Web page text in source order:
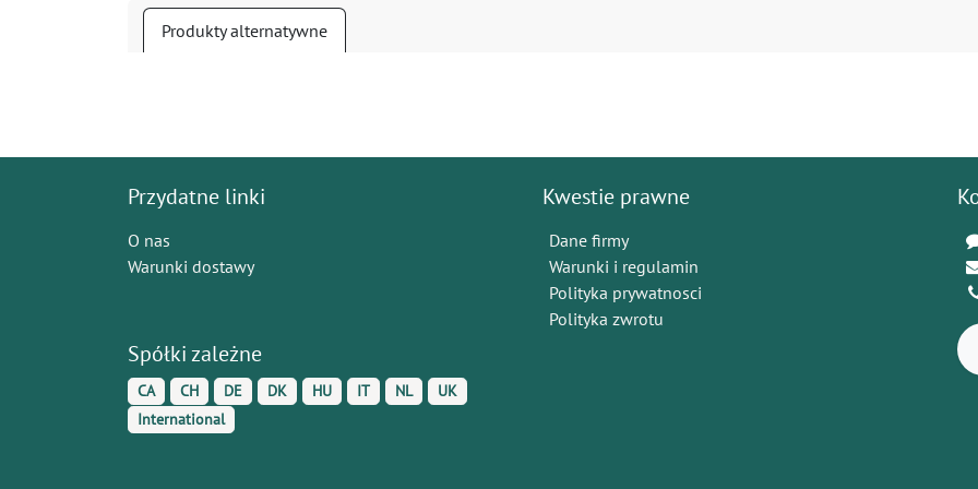
Produkty alternatywne
Przydatne linki
O nas
Warunki dostawy
Spółki zależne
CA CH DE DK HU IT NL
UK
International
Kwestie prawne
Dane firmy
Warunki i regulamin
Polityka prywatnosci
Polityka zwrotu